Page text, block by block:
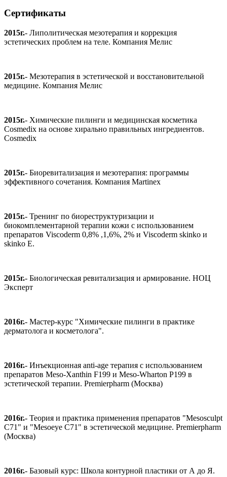
Сертификаты
2015г.- Липолитическая мезотерапия и коррекция
эстетических проблем на теле. Компания Мелис
2015г.- Мезотерапия в эстетической и восстановительной
медицине. Компания Мелис
2015г.- Химические пилинги и медицинская косметика
Cosmedix на основе хирально правильных ингредиентов.
Cosmedix
2015г.- Биоревитализация и мезотерапия: программы
эффективного сочетания. Компания Martinex
2015г.- Тренинг по биореструктуризации и
биокомплементарной терапии кожи с использованием
препаратов Viscoderm 0,8% ,1,6%, 2% и Viscoderm skinko и
skinko E.
2015г.- Биологическая ревитализация и армирование. НОЦ
Эксперт
2016г.- Мастер-курс "Химические пилинги в практике
дерматолога и косметолога".
2016г.- Инъекционная anti-age терапия с использованием
препаратов Meso-Xanthin F199 и Meso-Wharton P199 в
эстетической терапии. Premierpharm (Москва)
2016г.- Теория и практика применения препаратов "Mesosculpt
C71" и "Mesoeye C71" в эстетической медицине. Premierpharm
(Москва)
2016г.- Базовый курс: Школа контурной пластики от А до Я.